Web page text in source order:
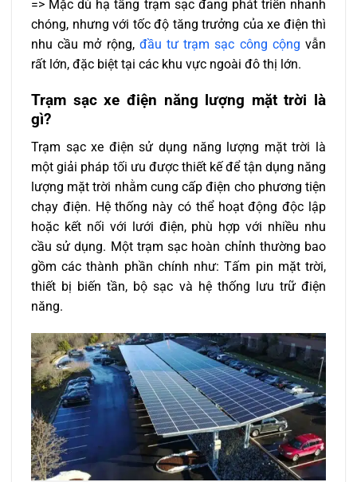
=> Mặc dù hạ tầng trạm sạc đang phát triển nhanh
chóng, nhưng với tốc độ tăng trưởng của xe điện thì
nhu cầu mở rộng, đầu tư trạm sạc công cộng vẫn
rất lớn, đặc biệt tại các khu vực ngoài đô thị lớn.
Trạm sạc xe điện năng lượng mặt trời là
gì?
Trạm sạc xe điện sử dụng năng lượng mặt trời là
một giải pháp tối ưu được thiết kế để tận dụng năng
lượng mặt trời nhằm cung cấp điện cho phương tiện
chạy điện. Hệ thống này có thể hoạt động độc lập
hoặc kết nối với lưới điện, phù hợp với nhiều nhu
cầu sử dụng. Một trạm sạc hoàn chỉnh thường bao
gồm các thành phần chính như: Tấm pin mặt trời,
thiết bị biến tần, bộ sạc và hệ thống lưu trữ điện
năng.